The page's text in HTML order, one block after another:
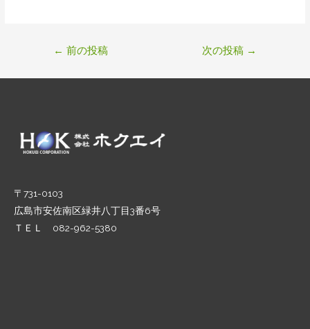
← 前の投稿 次の投稿 →
〒731-0103
広島市安佐南区緑井八丁目3番6号
ＴＥＬ 082-962-5380